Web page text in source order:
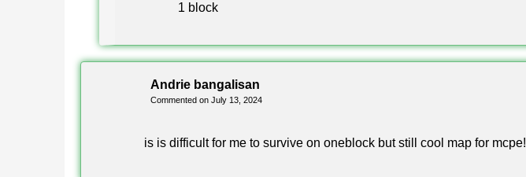
1 block
Andrie bangalisan
Commented on July 13, 2024
is is difficult for me to survive on oneblock but still cool map for mcpe!